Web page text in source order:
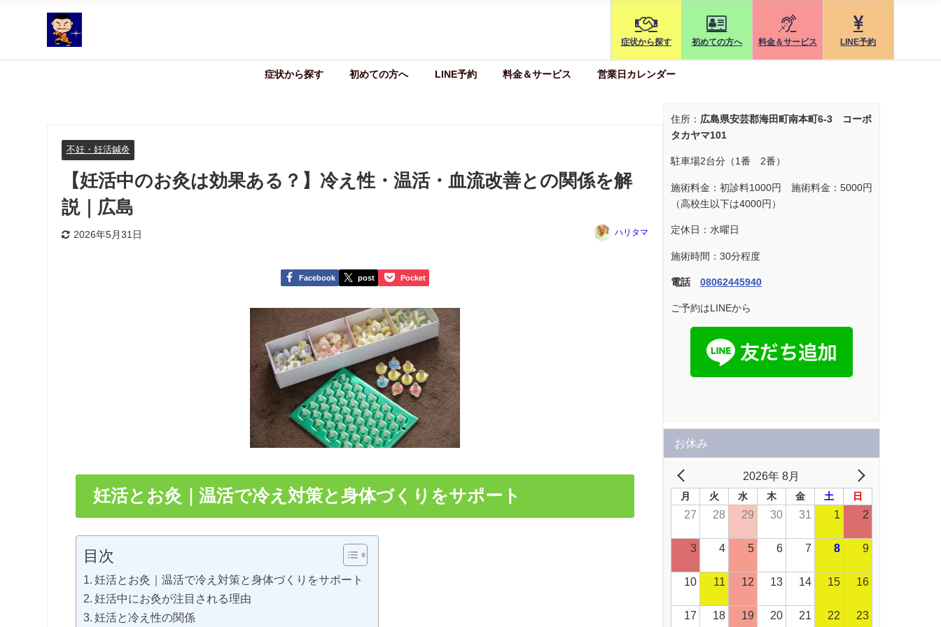
症状から探す 初めての方へ 料金＆サービス LINE予約
症状から探す 初めての方へ LINE予約 料金＆サービス 営業日カレンダー
不妊・妊活鍼灸
【妊活中のお灸は効果ある？】冷え性・温活・血流改善との関係を解
説｜広島
2026年5月31日 ハリタマ
Facebook post Pocket
妊活とお灸｜温活で冷え対策と身体づくりをサポート
目次
妊活とお灸｜温活で冷え対策と身体づくりをサポート
妊活中にお灸が注目される理由
妊活と冷え性の関係
住所： 広島県安芸郡海田町南本町6-3 コーポ
タカヤマ101
駐車場2台分（1番 2番）
施術料金：初診料1000円 施術料金：5000円
（高校生以下は4000円）
定休日：水曜日
施術時間：30分程度
電話 08062445940
ご予約はLINEから
お休み
2026年 8月
月 火 水 木 金 土 日
27 28 29 30 31 1 2
3 4 5 6 7 8 9
10 11 12 13 14 15 16
17 18 19 20 21 22 23